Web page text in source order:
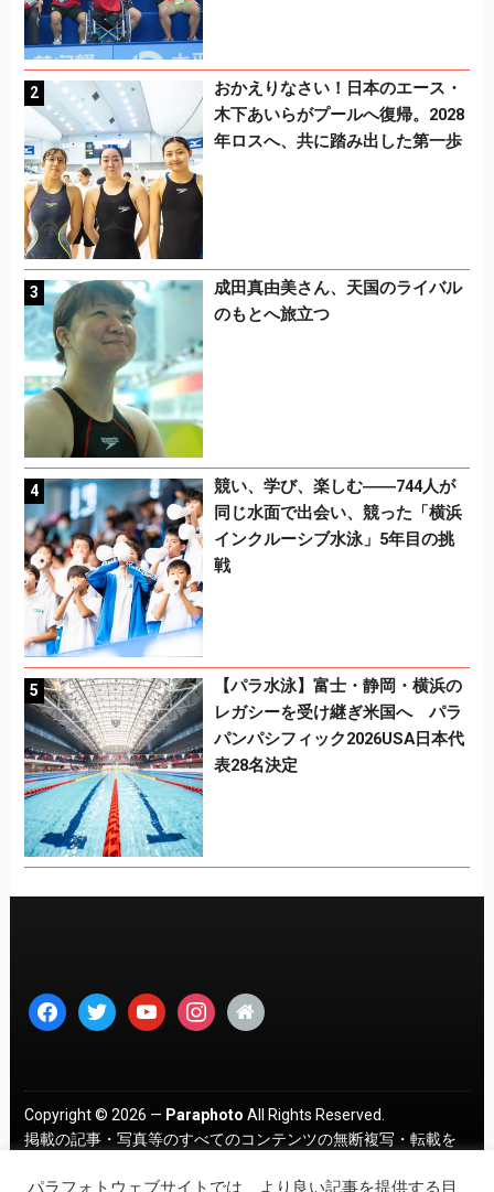
おかえりなさい！日本のエース・
木下あいらがプールへ復帰。2028
年ロスへ、共に踏み出した第一歩
成田真由美さん、天国のライバル
のもとへ旅立つ
競い、学び、楽しむ――744人が
同じ水面で出会い、競った「横浜
インクルーシブ水泳」5年目の挑
戦
【パラ水泳】富士・静岡・横浜の
レガシーを受け継ぎ米国へ パラ
パンパシフィック2026USA日本代
表28名決定
facebooktwitter youtubeinstagram
home
Copyright © 2026 — Paraphoto All Rights Reserved.
掲載の記事・写真等のすべてのコンテンツの無断複写・転載を
パラフォトウェブサイトでは、より良い記事を提供する目